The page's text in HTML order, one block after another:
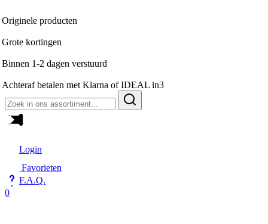
verstuurd
met Klarna of IDEAL in3
naar:
Login
Favorieten
F.A.Q.
0